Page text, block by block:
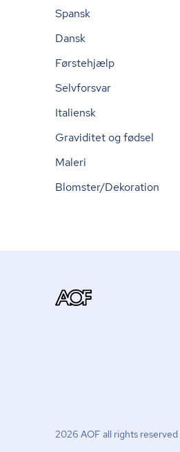
Spansk
Dansk
Førstehjælp
Selvforsvar
Italiensk
Graviditet og fødsel
Maleri
Blomster/Dekoration
2026 AOF all rights reserved